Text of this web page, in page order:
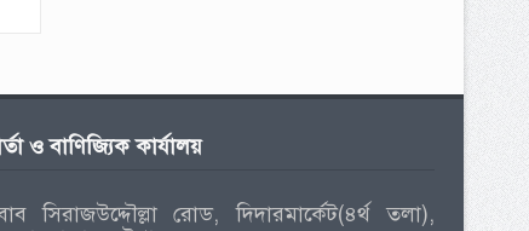
ও বাণিজ্যিক কার্যালয়
সিরাজউদ্দৌল্লা রোড, দিদারমার্কেট(৪র্থ তলা),